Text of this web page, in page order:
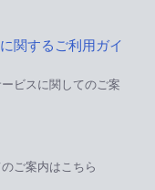
関するご利用ガイ
ビスに関してのご案
ご案内はこちら